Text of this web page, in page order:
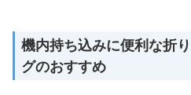
機内持ち込みに便利な折
グのおすすめ